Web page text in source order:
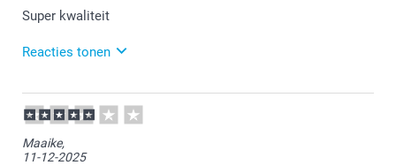
Super kwaliteit
Reacties tonen
13-02-2026
14:05
Bedankt voor je review. Heel fijn dat je tevreden bent
met de kwaliteit. Veel plezier van de fotoprints!
Maaike,
11-12-2025